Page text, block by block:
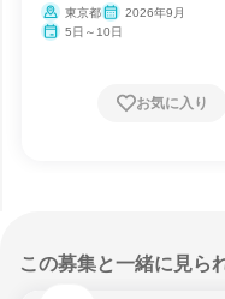
東京都
2026年9月
5日～10日
お気に入り
この募集と一緒に見ら